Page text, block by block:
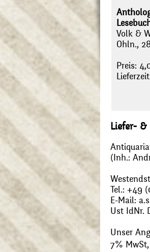
Volk &
Ohln.,
Preis:
Liefer- &
(Inh.:
Tel.: +49
E-Mail:
Ust IdNr.
Unser
7%